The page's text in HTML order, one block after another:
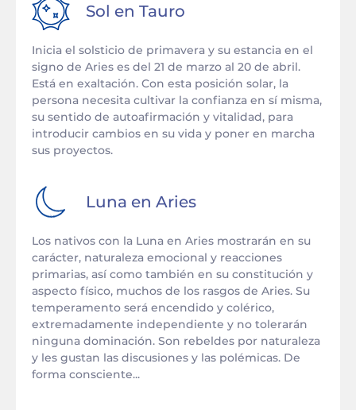
Sol en Tauro
Inicia el solsticio de primavera y su estancia en el
signo de Aries es del 21 de marzo al 20 de abril.
Está en exaltación. Con esta posición solar, la
persona necesita cultivar la confianza en sí misma,
su sentido de autoafirmación y vitalidad, para
introducir cambios en su vida y poner en marcha
sus proyectos.
Luna en Aries
Los nativos con la Luna en Aries mostrarán en su
carácter, naturaleza emocional y reacciones
primarias, así como también en su constitución y
aspecto físico, muchos de los rasgos de Aries. Su
temperamento será encendido y colérico,
extremadamente independiente y no tolerarán
ninguna dominación. Son rebeldes por naturaleza
y les gustan las discusiones y las polémicas. De
forma consciente...